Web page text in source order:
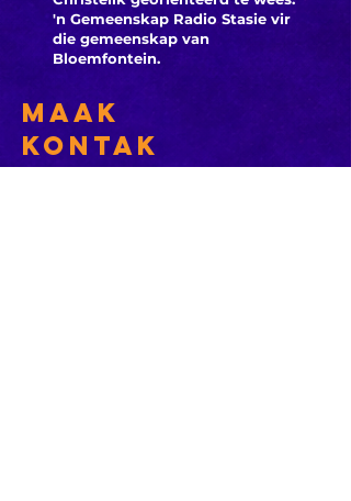
'n Gemeenskap Radio Stasie vir
die gemeenskap van
Bloemfontein.
Maak
Kontak